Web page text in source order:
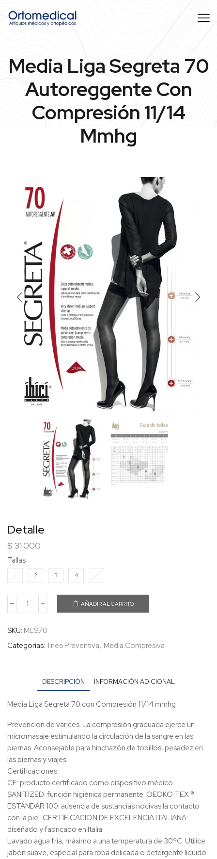
Media Liga Segreta 70
Autoreggente Con
Compresión 11/14
Mmhg
Detalle
$ 31.000
Tallas
1 2 3 4
AÑADIR AL CARRITO
SKU: MLS70
Categorías: linea Preventiva, Media Compresiva
DESCRIPCIÓN INFORMACIÓN ADICIONAL
Media Liga Segreta 70 con Compresión 11/14 mmhg
Prevención de várices. La compresión graduada ejerce un
micromasaje estimulando la circulación de la sangre en las
piernas. Aconsejable para hinchazón de tobillos, pesadez en
las piernas y viajes.
Certificaciones
CE: producto certificado como dispositivo médico.
SANITIZED: función higiénica permanente. OEOKO TEX ®
ESTÁNDAR 100: ausencia de sustancias nocivas la contacto
con la piel. CERTIFICACION DE EXCELENCIA ITALIANA:
diseñado y fabricado en Italia.
Lavado agua fría, máximo a una temperatura de 30ºC. Utilice
jabón suave, especial para ropa delicada o detergente líquido